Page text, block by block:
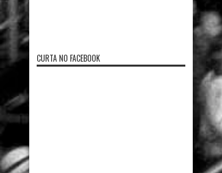
CURTA NO FACEBOOK